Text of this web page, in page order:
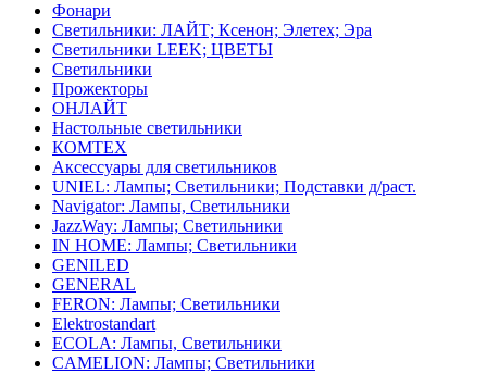
Фонари
Светильники: ЛАЙТ; Ксенон; Элетех; Эра
Светильники LEEK; ЦВЕТЫ
Светильники
Прожекторы
ОНЛАЙТ
Настольные светильники
КОМТЕХ
Аксессуары для светильников
UNIEL: Лампы; Светильники; Подставки д/раст.
Navigator: Лампы, Светильники
JazzWay: Лампы; Светильники
IN HOME: Лампы; Светильники
GENILED
GENERAL
FERON: Лампы; Светильники
Elektrostandart
ECOLA: Лампы, Светильники
CAMELION: Лампы; Светильники